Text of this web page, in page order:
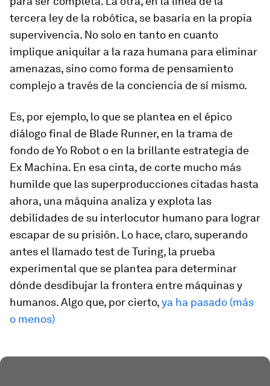
tercera ley de la robótica, se basaría en la propia
supervivencia. No solo en tanto en cuanto
implique aniquilar a la raza humana para eliminar
amenazas, sino como forma de pensamiento
complejo a través de la conciencia de sí mismo.
Es, por ejemplo, lo que se plantea en el épico
diálogo final de Blade Runner, en la trama de
fondo deYo Robot o en la brillante estrategia de
Ex Machina. En esa cinta, de corte mucho más
humilde que las superproducciones citadas hasta
ahora, una máquina analiza y explota las
debilidades de su interlocutor humano para lograr
escapar de su prisión. Lo hace, claro, superando
antes el llamado test de Turing, la prueba
experimental que se plantea para determinar
dónde desdibujar la frontera entre máquinas y
humanos. Algo que, por cierto,ya ha pasado (más
o menos)